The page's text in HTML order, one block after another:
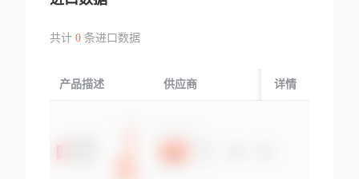
共计 0条进口数据
产品描述 供应商 起运国/地区
详情